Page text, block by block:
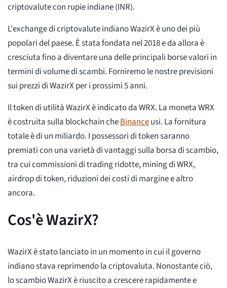
criptovalute con rupie indiane (INR).
L'exchange di criptovalute indiano WazirX è uno dei più
popolari del paese. È stata fondata nel 2018 e da allora è
cresciuta fino a diventare una delle principali borse valori in
termini di volume di scambi. Forniremo le nostre previsioni
sui prezzi di WazirX per i prossimi 5 anni.
Il token di utilità WazirX è indicato da WRX. La moneta WRX
è costruita sulla blockchain cheBinanceusi. La fornitura
totale è di un miliardo. I possessori di token saranno
premiati con una varietà di vantaggi sulla borsa di scambio,
tra cui commissioni di trading ridotte, mining di WRX,
airdrop di token, riduzioni dei costi di margine e altro
ancora.
Cos'è WazirX?
WazirX è stato lanciato in un momento in cui il governo
indiano stava reprimendo la criptovaluta. Nonostante ciò,
lo scambio WazirX è riuscito a crescere rapidamente e